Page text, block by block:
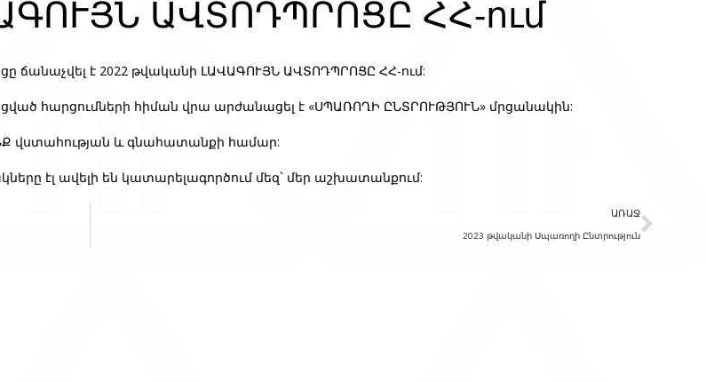
ԱՎՏՈԴՊՐՈՑԸ ՀՀ-ում
ճանաչվել է 2022 թվականի ԼԱՎԱԳՈՒՅՆ ԱՎՏՈԴՊՐՈՑԸ ՀՀ-ում:
հարցումների հիման վրա արժանացել է «ՍՊԱՌՈՂԻ ԸՆՏՐՈՒԹՅՈՒՆ» մրցանակին:
վստահության և գնահատանքի համար:
էլ ավելի են կատարելագործում մեզ` մեր աշխատանքում:
ԱՌԱՋ
2023 թվականի Սպառողի Ընտրություն